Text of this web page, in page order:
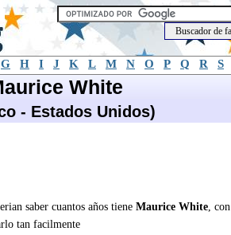
G H I J K L M N O P Q R S
White
- Estados Unidos)
saber cuantos años tiene Maurice White, con
tan facilmente